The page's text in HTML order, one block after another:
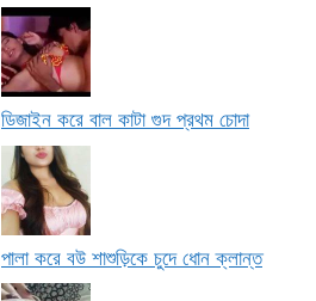
ডিজাইন করে বাল কাটা গুদ প্রথম চোদা
পালা করে বউ শাশুড়িকে চুদে ধোন ক্লান্ত